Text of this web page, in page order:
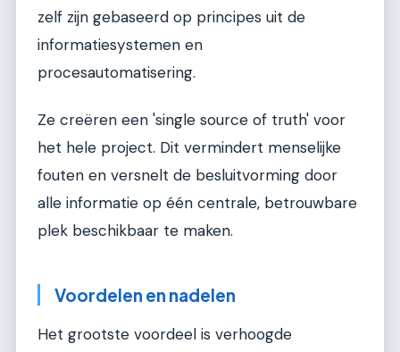
zelf zijn gebaseerd op principes uit de
informatiesystemen en
procesautomatisering.
Ze creëren een 'single source of truth' voor
het hele project. Dit vermindert menselijke
fouten en versnelt de besluitvorming door
alle informatie op één centrale, betrouwbare
plek beschikbaar te maken.
Voordelen en nadelen
Het grootste voordeel is verhoogde